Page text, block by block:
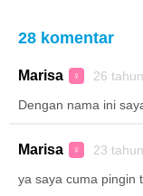
28 komentar
Marisa ♀ 26
Dengan nama ini
Marisa ♀ 23
ya saya cuma pingin